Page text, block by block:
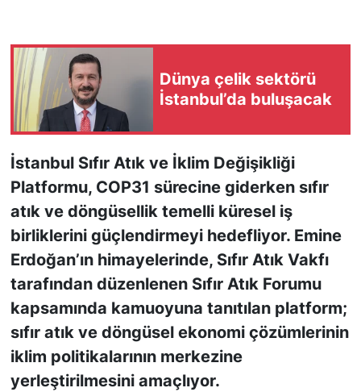
Dünya çelik sektörü
İstanbul’da buluşacak
İstanbul Sıfır Atık ve İklim Değişikliği
Platformu, COP31 sürecine giderken sıfır
atık ve döngüsellik temelli küresel iş
birliklerini güçlendirmeyi hedefliyor. Emine
Erdoğan’ın himayelerinde, Sıfır Atık Vakfı
tarafından düzenlenen Sıfır Atık Forumu
kapsamında kamuoyuna tanıtılan platform;
sıfır atık ve döngüsel ekonomi çözümlerinin
iklim politikalarının merkezine
yerleştirilmesini amaçlıyor.
KONGRE TAKVİMİ
RÖPORTAJLAR
BİYOGRAFİLER